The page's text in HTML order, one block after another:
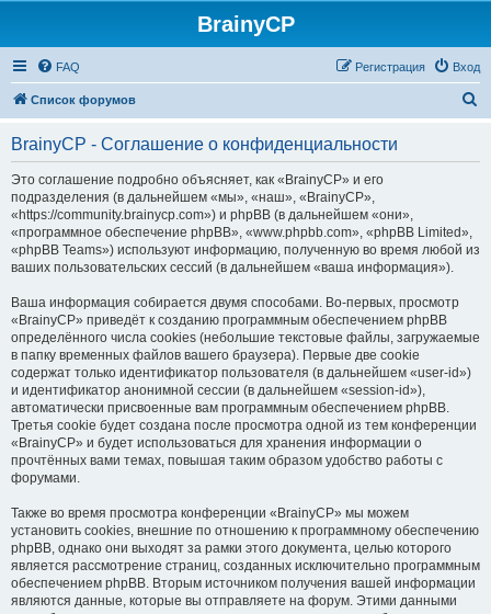
BrainyCP
FAQ Вход
Регистрация
Список форумов
BrainyCP - Соглашение о конфиденциальности
Это соглашение подробно объясняет, как «BrainyCP» и его
подразделения (в дальнейшем «мы», «наш», «BrainyCP»,
«https://community.brainycp.com») и phpBB (в дальнейшем «они»,
«программное обеспечение phpBB», «www.phpbb.com», «phpBB Limited»,
«phpBB Teams») используют информацию, полученную во время любой из
ваших пользовательских сессий (в дальнейшем «ваша информация»).
Ваша информация собирается двумя способами. Во-первых, просмотр
«BrainyCP» приведёт к созданию программным обеспечением phpBB
определённого числа cookies (небольшие текстовые файлы, загружаемые
в папку временных файлов вашего браузера). Первые две cookie
содержат только идентификатор пользователя (в дальнейшем «user-id»)
и идентификатор анонимной сессии (в дальнейшем «session-id»),
автоматически присвоенные вам программным обеспечением phpBB.
Третья cookie будет создана после просмотра одной из тем конференции
«BrainyCP» и будет использоваться для хранения информации о
прочтённых вами темах, повышая таким образом удобство работы с
форумами.
Также во время просмотра конференции «BrainyCP» мы можем
установить cookies, внешние по отношению к программному обеспечению
phpBB, однако они выходят за рамки этого документа, целью которого
является рассмотрение страниц, созданных исключительно программным
обеспечением phpBB. Вторым источником получения вашей информации
являются данные, которые вы отправляете на форум. Этими данными